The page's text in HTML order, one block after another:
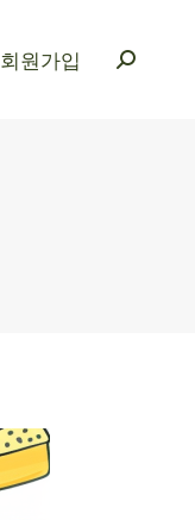
회원가입
회원가입